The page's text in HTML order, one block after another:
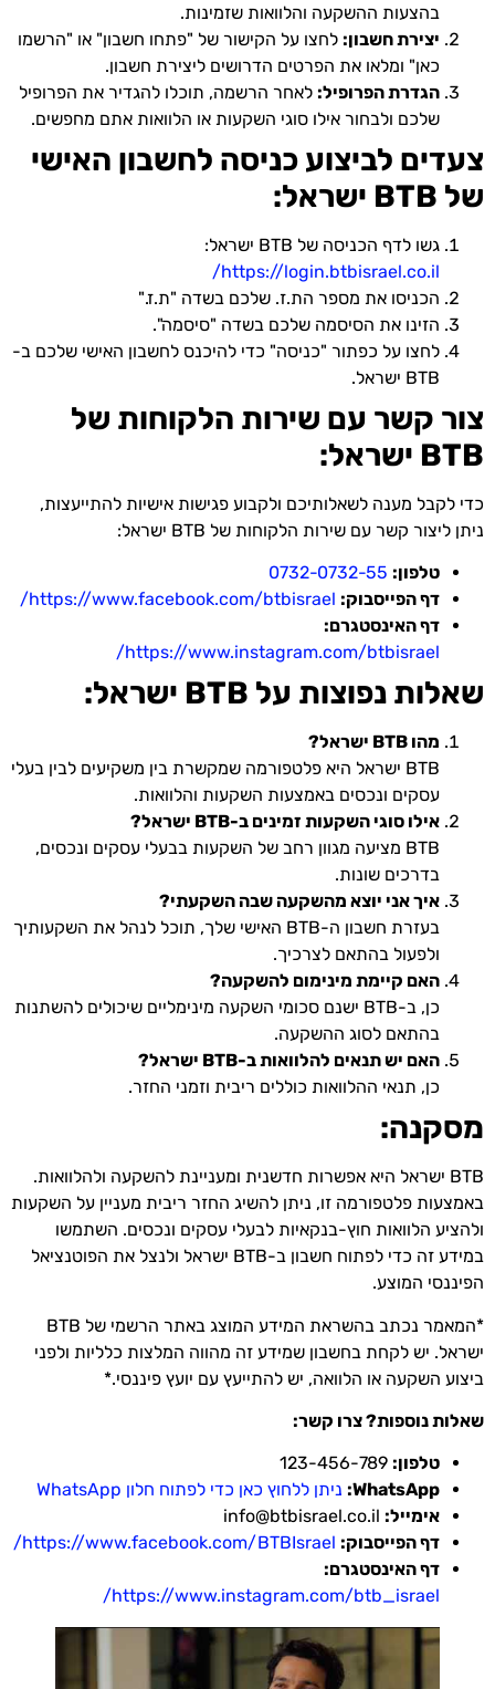
בהצעות ההשקעה והלוואות שזמינות.
יצירת חשבון: לחצו על הקישור של "פתחו חשבון" או "הרשמו
כאן" ומלאו את הפרטים הדרושים ליצירת חשבון.
הגדרת הפרופיל: לאחר הרשמה, תוכלו להגדיר את הפרופיל
שלכם ולבחור אילו סוגי השקעות או הלוואות אתם מחפשים.
צעדים לביצוע כניסה לחשבון האישי
של BTB ישראל:
גשו לדף הכניסה של BTB ישראל:
https://login.btbisrael.co.il/
הכניסו את מספר הת.ז. שלכם בשדה "ת.ז."
הזינו את הסיסמה שלכם בשדה "סיסמה".
לחצו על כפתור "כניסה" כדי להיכנס לחשבון האישי שלכם ב-
BTB ישראל.
צור קשר עם שירות הלקוחות של
BTB ישראל:
כדי לקבל מענה לשאלותיכם ולקבוע פגישות אישיות להתייעצות,
ניתן ליצור קשר עם שירות הלקוחות של BTB ישראל:
טלפון: 0732-0732-55
דף הפייסבוק: https://www.facebook.com/btbisrael/
דף האינסטגרם:
https://www.instagram.com/btbisrael/
שאלות נפוצות על BTB ישראל:
מהו BTB ישראל?
BTB ישראל היא פלטפורמה שמקשרת בין משקיעים לבין בעלי
עסקים ונכסים באמצעות השקעות והלוואות.
אילו סוגי השקעות זמינים ב-BTB ישראל?
BTB מציעה מגוון רחב של השקעות בבעלי עסקים ונכסים,
בדרכים שונות.
איך אני יוצא מהשקעה שבה השקעתי?
בעזרת חשבון ה-BTB האישי שלך, תוכל לנהל את השקעותיך
ולפעול בהתאם לצרכיך.
האם קיימת מינימום להשקעה?
כן, ב-BTB ישנם סכומי השקעה מינימליים שיכולים להשתנות
בהתאם לסוג ההשקעה.
האם יש תנאים להלוואות ב-BTB ישראל?
כן, תנאי ההלוואות כוללים ריבית וזמני החזר.
מסקנה:
BTB ישראל היא אפשרות חדשנית ומעניינת להשקעה ולהלוואות.
באמצעות פלטפורמה זו, ניתן להשיג החזר ריבית מעניין על השקעות
ולהציע הלוואות חוץ-בנקאיות לבעלי עסקים ונכסים. השתמשו
במידע זה כדי לפתוח חשבון ב-BTB ישראל ולנצל את הפוטנציאל
הפיננסי המוצע.
*המאמר נכתב בהשראת המידע המוצג באתר הרשמי של BTB
ישראל. יש לקחת בחשבון שמידע זה מהווה המלצות כלליות ולפני
ביצוע השקעה או הלוואה, יש להתייעץ עם יועץ פיננסי.*
שאלות נוספות? צרו קשר:
טלפון:
WhatsApp: ניתן ללחוץ כאן כדי לפתוח חלון WhatsApp
אימייל:
דף הפייסבוק: https://www.facebook.com/BTBIsrael/
דף האינסטגרם:
https://www.instagram.com/btb_israel/